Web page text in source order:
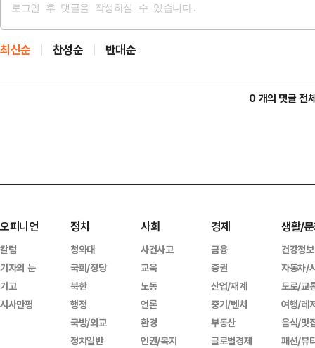
최신순 찬성순 반대순
0 개의 댓글 전
오피니언
칼럼
기자의 눈
기고
시사만평
정치
청와대
국회/정당
북한
행정
국방/외교
정치일반
사회
사건사고
교육
노동
언론
환경
인권/복지
경제
금융
증권
산업/재계
중기/벤처
부동산
글로벌경제
생활/
건강정보
자동차/
도로/교
여행/레
음식/맛
패션/뷰